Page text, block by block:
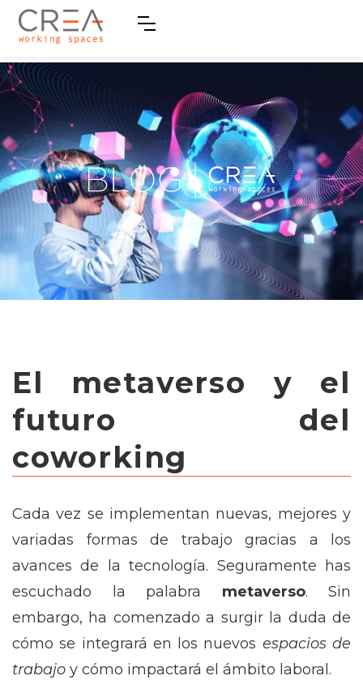
El metaverso y el
futuro del
coworking
Cada vez se implementan nuevas, mejores y
variadas formas de trabajo gracias a los
avances de la tecnología. Seguramente has
escuchado la palabra metaverso. Sin
embargo, ha comenzado a surgir la duda de
cómo se integrará en los nuevos espacios de
trabajo y cómo impactará el ámbito laboral.